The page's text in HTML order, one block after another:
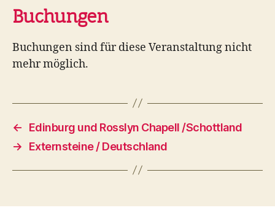
Buchungen
Buchungen sind für diese Veranstaltung nicht
mehr möglich.
←
Edinburg und Rosslyn Chapell /Schottland
→
Externsteine / Deutschland